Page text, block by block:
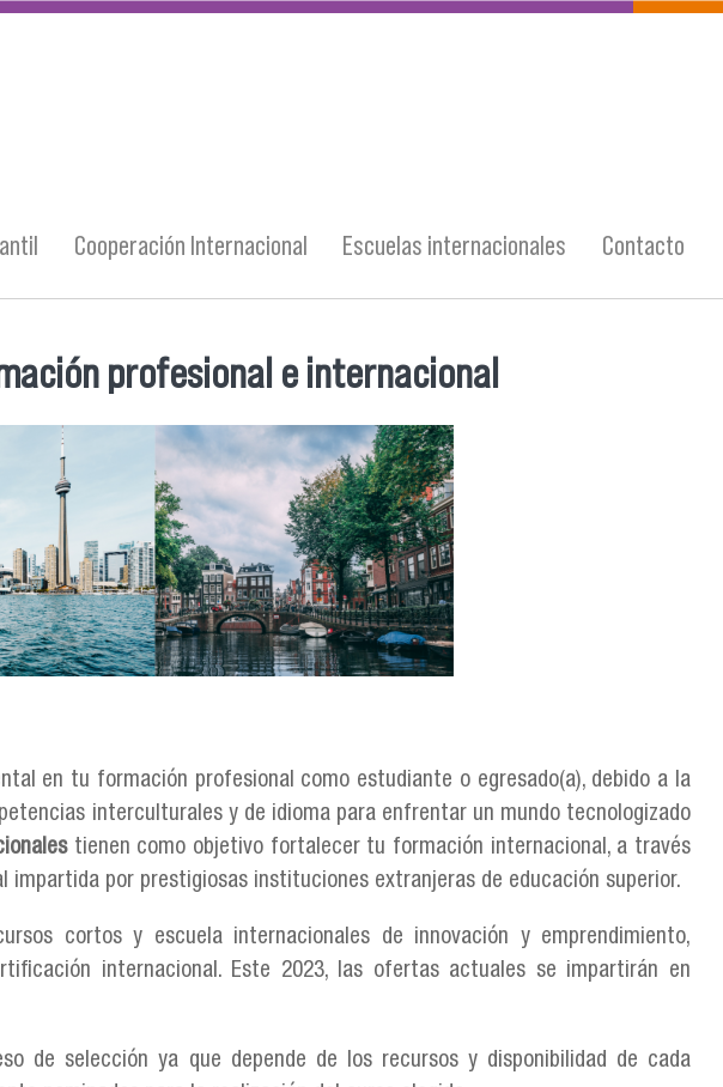
Cooperación Internacional Escuelas internacionales Contacto
profesional e internacional
en tu formación profesional como estudiante o egresado(a), debido a la
interculturales y de idioma para enfrentar un mundo tecnologizado
tienen como objetivo fortalecer tu formación internacional, a través
por prestigiosas instituciones extranjeras de educación superior.
cortos y escuela internacionales de innovación y emprendimiento,
internacional. Este 2023, las ofertas actuales se impartirán en
de selección ya que depende de los recursos y disponibilidad de cada